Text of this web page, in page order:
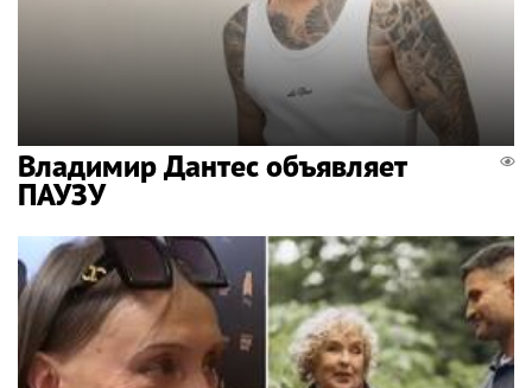
Владимир Дантес объявляет
ПАУЗУ